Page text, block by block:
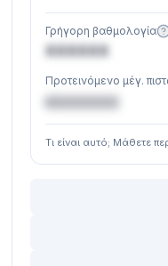
Γρήγορη βαθμολογία
XXXXXX
Προτεινόμενο μέγ.
€XXXXXX
Τι είναι αυτό; Μάθετε